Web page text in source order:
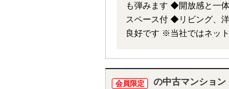
も弾みます ◆開放感と一
スペース付 ◆リビング、
良好です ※当社ではネットで他社様が広告している物件も同時に紹介・案内可能です。 併せて内覧を希望される
会員限定 の中古マンション